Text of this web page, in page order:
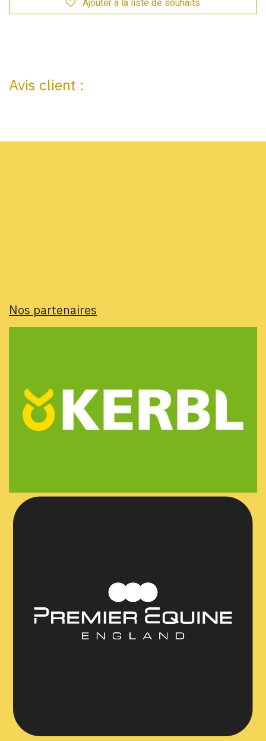
Ajouter à la liste de souhaits
Avis client :
Nos partenaires